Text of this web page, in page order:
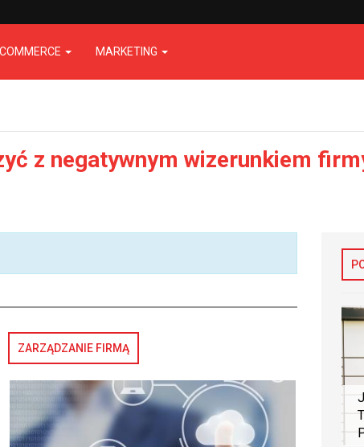
MARKETING
z negatywnym wizerunkiem
ZARZĄDZANIE FIRMĄ